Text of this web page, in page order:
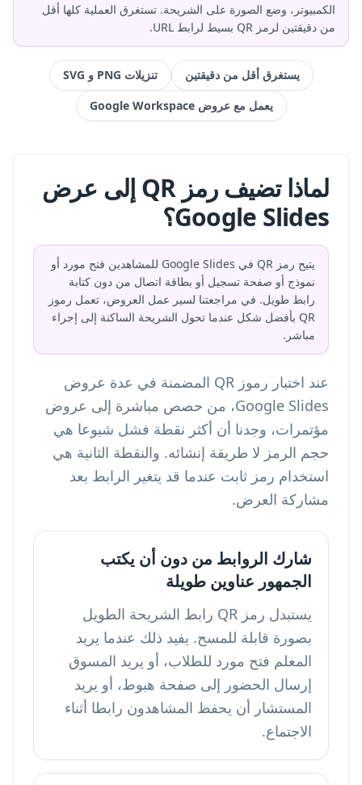
الكمبيوتر، وضع الصورة على الشريحة. تستغرق العملية كلها أقل
من دقيقتين لرمز QR بسيط لرابط URL.
يستغرق أقل من دقيقتين
تنزيلات PNG و SVG
يعمل مع عروض Google Workspace
لماذا تضيف رمز QR إلى عرض
Google Slides؟
يتيح رمز QR في Google Slides للمشاهدين فتح مورد أو
نموذج أو صفحة تسجيل أو بطاقة اتصال من دون كتابة
رابط طويل. في مراجعتنا لسير عمل العروض، تعمل رموز
QR بأفضل شكل عندما تحول الشريحة الساكنة إلى إجراء
مباشر.
عند اختبار رموز QR المضمنة في عدة عروض
Google Slides، من حصص مباشرة إلى عروض
مؤتمرات، وجدنا أن أكثر نقطة فشل شيوعا هي
حجم الرمز لا طريقة إنشائه. والنقطة الثانية هي
استخدام رمز ثابت عندما قد يتغير الرابط بعد
مشاركة العرض.
شارك الروابط من دون أن يكتب
الجمهور عناوين طويلة
يستبدل رمز QR رابط الشريحة الطويل
بصورة قابلة للمسح. يفيد ذلك عندما يريد
المعلم فتح مورد للطلاب، أو يريد المسوق
إرسال الحضور إلى صفحة هبوط، أو يريد
المستشار أن يحفظ المشاهدون رابطا أثناء
الاجتماع.